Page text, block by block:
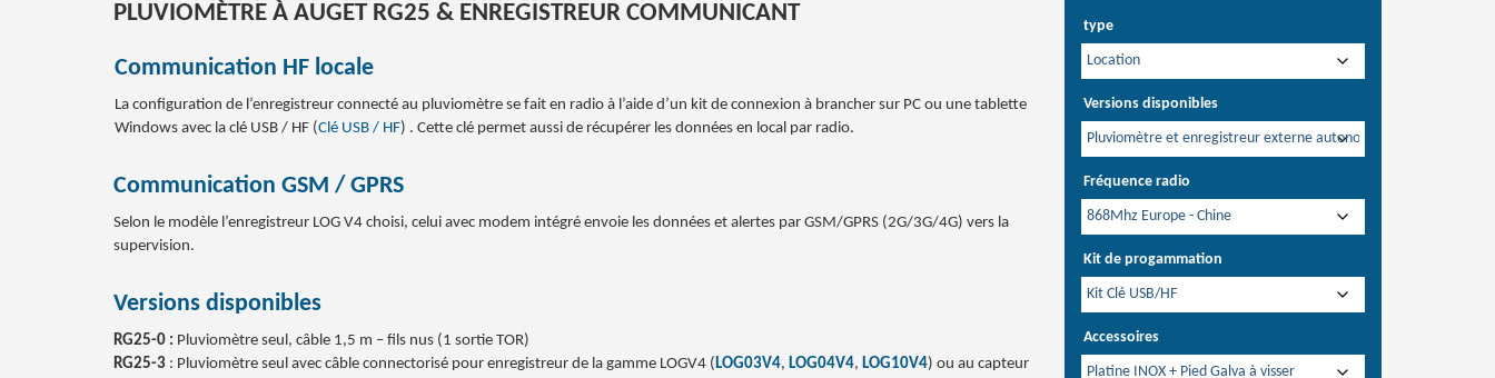
PLUVIOMÈTRE À AUGET RG25 & ENREGISTREUR COMMUNICANT
Communication HF locale
La configuration de l’enregistreur connecté au pluviomètre se fait en radio à l’aide d’un kit de connexion à brancher sur PC ou une tablette
Windows avec la clé USB / HF (Clé USB / HF) . Cette clé permet aussi de récupérer les données en local par radio.
Communication GSM / GPRS
Selon le modèle l’enregistreur LOG V4 choisi, celui avec modem intégré envoie les données et alertes par GSM/GPRS (2G/3G/4G) vers la
supervision.
Versions disponibles
RG25-0 : Pluviomètre seul, câble 1,5 m – fils nus (1 sortie TOR)
RG25-3 : Pluviomètre seul avec câble connectorisé pour enregistreur de la gamme LOGV4 (LOG03V4, LOG04V4, LOG10V4) ou au capteur
type
Versions disponibles
Fréquence radio
Kit de progammation
Accessoires